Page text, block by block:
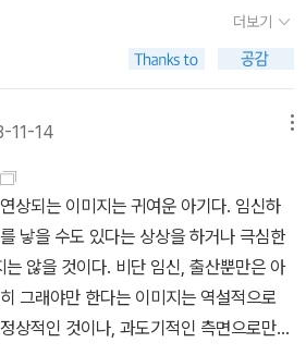
을 지경이 될 때까지 병원을 찾지 않고 내
절에 얼음찜질을 하고, 다리를 높이 괴고,
차도가 없으면 정형외과에 간다. 그런데
있어서는 진짜 위기가 닥치기 전에는 병
친 무릎을 의지와 용기로 낫게 할 수 있으
지만 정신의 고통에 대해서는, 낙인을 피
법을 찾으려고만 한다. (p.436-437)내 불
수 있게 되어 수렁에서 벗어나기 시작하
나 인대가 끊긴 것이나 다름없는 건강 문
처럼 또렷하게 떠올랐다. 이런 건강 문제
있다는 것도. 하지만 먼저 병을 깨닫고 진
. 에너지가 넘치는 첫째와 달리는 둘째 딜
리적인 놀이를 더 좋아했다고 한다. 시간
에게나 남들에게 자신 혼자 힘으로 잘해나
데, 그런 면을 자랑스럽게 생각했지만 그
겠다고 말한다. 딜런이 삶의 막바지에
게 도움을 청해야 할지 몰랐으니 말이다.
만 낯선 사람이 모인 곳에 가서 딜런과 에
게 상상이 가지 않았다. 고립감은 끔찍했
홀로 동떨어져 있는 것 같았다. 내 상황
람은 남편이었는데, 그 비극 이후에 우리
조금 마시고 그 뒤에는 안 마셨어요. 보여
술통이 거의 차 있다는 걸 알겠다고 했
리고 싶었어요.' 딜런이 말했다. 나는 아
만 말해줘서 고맙다고 말하고 이렇게 덧
아닛ㅁ하고 잠자리에 들었다. 사실 술 한
를 졸업하리라고 생각하지는 않았으니까.
으니 걱정하지는 않았다. 조용한 한밤에
이 사적인 순간을 그 뒤에 곰곰이 되새겨
술통을 보여준 게 딜런이 나에게 한 가장
각이 들 때가 있다.딜런이, 한편에서는 학
가 자기를 믿도록 일부러 조종한 것인가?
일관할 것이 아니라, 다른 입장으로 시선으
신의 아들이 자기가 잘못키운 결과물이
테 받은 상처를 언급하기 전에 자기 아들
상처에 대해 더 깊이 이해를 하고, 그 사람
생각한다. ‘학살의 가해자일지라도 멀
정도 선에 머물렀었으면 신선하고 좋은 책
읽으면서 저자는 ‘부모가 아이들한테 좋
도 자식 입장에서 아니라면 아닌 것‘을 모
마디로 답답했다. 내가 만약 피해자의 엄
려고 그리고 용서하려고 했던 피해자의
와도 가깝고, 아빠와는 장시간 취미 생활
엄마가 되고 싶었'던 모성애 가득한 엄마
치고 사회적 약자의 권익을 옹호하는 일을
하다. 수와 톰은 강압적인 부모도 아니
책임한 부모도 아니었고, 위선 가득한 속
늘 아들을 응원하고 지지하고 신뢰하는
한 애정과 정성을 쏟는 이웃이었다.딜런
생 열두 명과 교사 한 명을 쏴죽인 사건
에 휩싸인다.현장에서 자살한 아들의 죽
학살을 저질렀다는 사실, 무고한 생명을
어난 후에 딜런의 행동을 추적하면서 알게
드가 어떤 사실들을 알아내고 어떻게 살
록, 즉 34년의 이야기가 담겨 있다. 수 클
기는 사건 이후에 고통 속에서 딜런의 행
된 것들을 그리고 그 과정에서 그녀가 느
은 사람들이 자신의 아이들의 감춰진 고
막을 수 있게 해 주기 위해서 이다. 엄마
우울증은 사건이 일어나기 2년전부터 있
동을 일으켰는데, 그런 성향이 에릭의 살
발발하게 된 것이다. 그녀는 사건 이후
탄을 견뎌 내기 위해서 수 권의 일기를 쓰
우울증을 앓았다. 자살을 생각했다. 그렇
않았다. 그는 17살에 아직 미숙한 고등학
받는 원인이 자기에게 있다고 생각했다.
그에게 손을 내밀었다. 딜런의 친구 에릭
이였다. 계속 딜런의 분노를 부추기고 자
한 일을 받아들여야 했지만 아들을 향한
었다. 그녀가 아는 아들은 마음이 따뜻하
아들이었다. 모순된 감정. 자살을 이해
책을 읽었다. 약간은 알게 되었지만 여전히
살하고 싶은 마음과 실행 사이의 간극은
형사 사법제도 전문가이자 <순교의 신화
더보기
11-14
상되는 이미지는 귀여운 아기다. 임신하
낳을 수도 있다는 상상을 하거나 극심한
않을 것이다. 비단 임신, 출산뿐만은 아
그래야만 한다는 이미지는 역설적으로
상적인 것이나, 과도기적인 측면으로만